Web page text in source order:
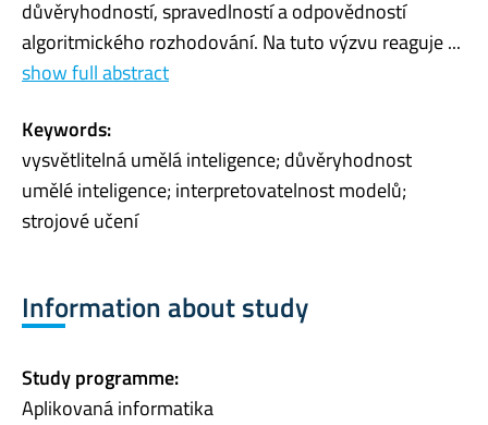
důvěryhodností, spravedlností a odpovědností
algoritmického rozhodování. Na tuto výzvu reaguje ...
show full abstract
Keywords:
vysvětlitelná umělá inteligence; důvěryhodnost
umělé inteligence; interpretovatelnost modelů;
strojové učení
Information about study
Study programme:
Aplikovaná informatika